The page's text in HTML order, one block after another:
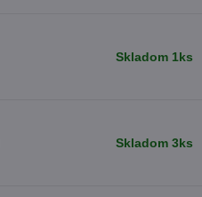
Skladom 1ks
Skladom 3ks